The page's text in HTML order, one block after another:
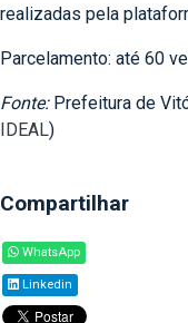
realizadas pela
Parcelamento: até 60
Fonte:Prefeitura de
IDEAL)
Compartilhar
WhatsApp
Linkedin